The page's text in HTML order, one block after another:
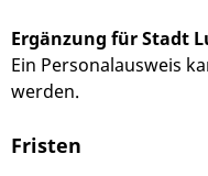
Ergänzung für Stadt
Ein Personalausweis
werden.
Fristen